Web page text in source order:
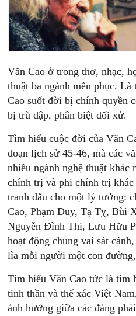
Văn Cao ở trong thơ, nhạc,
thuật ba ngành mến phục.
Cao suốt đời bị chính quyền
bị trù dập, phân biệt đối xử.
Tìm hiểu cuộc đời của Văn
đoạn lịch sử 45-46, mà các
nhiều ngành nghệ thuật khác
chính trị và phi chính trị
tranh đấu cho một lý tưởng:
Cao, Phạm Duy, Tạ Tỵ, Bùi
Nguyễn Đình Thi, Lưu Hữu
hoạt động chung vai sát
lìa mỗi người một con
Tìm hiểu Văn Cao tức là tìm
tinh thần và thể xác Việt
ảnh hưởng giữa các đảng